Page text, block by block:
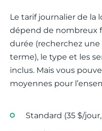
Le tarif journalier de la
dépend de nombreux
durée (recherchez
terme), le type et les
inclus. Mais vous
moyennes pour
Standard (35 $/